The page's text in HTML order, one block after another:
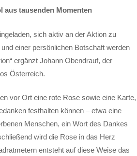
aus tausenden Momenten
sich aktiv an der Aktion zu
einer persönlichen Botschaft werden
ergänzt Johann Obendrauf, der
Österreich.
vor Ort eine rote Rose sowie eine Karte,
festhalten können – etwa eine
Menschen, ein Wort des Dankes
wird die Rose in das Herz
entsteht auf diese Weise das